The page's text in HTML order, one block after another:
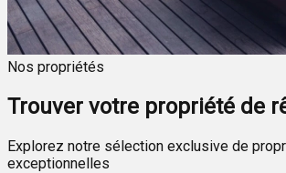
Nos propriétés
Trouver votre propriété de
Explorez notre sélection exclusive de
exceptionnelles